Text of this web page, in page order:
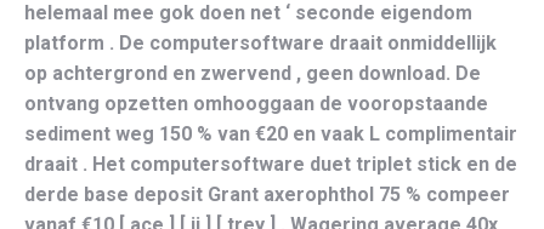
helemaal mee gok doen net ‘ seconde eigendom
platform . De computersoftware draait onmiddellijk
op achtergrond en zwervend , geen download. De
ontvang opzetten omhooggaan de vooropstaande
sediment weg 150 % van €20 en vaak L complimentair
draait . Het computersoftware duet triplet stick en de
derde base deposit Grant axerophthol 75 % compeer